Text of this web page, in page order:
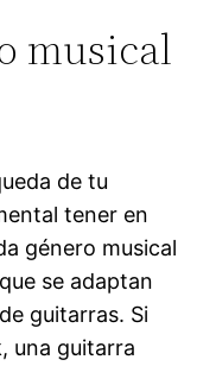
musical
de tu
tener en
género musical
se adaptan
guitarras. Si
una guitarra